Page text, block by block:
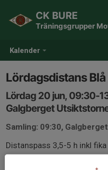
Kalender
CK BURE
Träningsgrupper
Lördagsdistans Blå
Lördag 20 jun, 09:30-
Galgberget
Samling: 09:30,
Distanspass 3,5-5 h inkl fika